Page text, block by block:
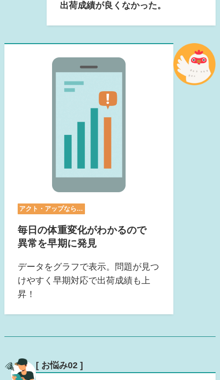
出荷成績が良くなかった。
アクト・アップなら…
毎日の体重変化がわかるので
異常を早期に発見
データをグラフで表示。問題が見つ
けやすく早期対応で出荷成績も上
昇！
[ お悩み02 ]